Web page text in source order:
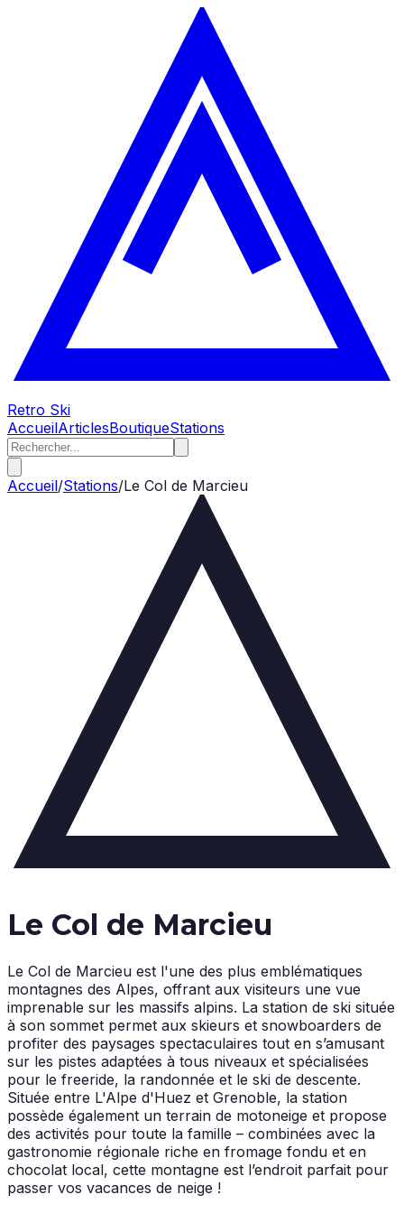
Retro Ski
AccueilArticlesBoutiqueStations
Accueil/Stations/Le Col de Marcieu
Le Col de Marcieu
Le Col de Marcieu est l'une des plus emblématiques
montagnes des Alpes, offrant aux visiteurs une vue
imprenable sur les massifs alpins. La station de ski située
à son sommet permet aux skieurs et snowboarders de
profiter des paysages spectaculaires tout en s’amusant
sur les pistes adaptées à tous niveaux et spécialisées
pour le freeride, la randonnée et le ski de descente.
Située entre L'Alpe d'Huez et Grenoble, la station
possède également un terrain de motoneige et propose
des activités pour toute la famille – combinées avec la
gastronomie régionale riche en fromage fondu et en
chocolat local, cette montagne est l’endroit parfait pour
passer vos vacances de neige !